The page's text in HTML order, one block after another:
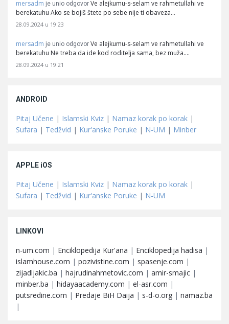
mersadm je unio odgovor Ve alejkumu-s-selam ve rahmetullahi ve
berekatuhu Ako se bojiš štete po sebe nije ti obaveza…
28.09.2024 u 19:23
mersadm je unio odgovor Ve alejkumu-s-selam ve rahmetullahi ve
berekatuhu Ne treba da ide kod roditelja sama, bez muža.…
28.09.2024 u 19:21
ANDROID
Pitaj Učene | Islamski Kviz | Namaz korak po korak |
Sufara | Tedžvid | Kur'anske Poruke | N-UM | Minber
APPLE iOS
Pitaj Učene | Islamski Kviz | Namaz korak po korak |
Sufara | Tedžvid | Kur'anske Poruke | N-UM
LINKOVI
n-um.com | Enciklopedija Kur'ana | Enciklopedija hadisa |
islamhouse.com | pozivistine.com | spasenje.com |
zijadljakic.ba | hajrudinahmetovic.com | amir-smajic |
minber.ba | hidayaacademy.com | el-asr.com |
putsredine.com | Predaje BiH Daija | s-d-o.org | namaz.ba
|